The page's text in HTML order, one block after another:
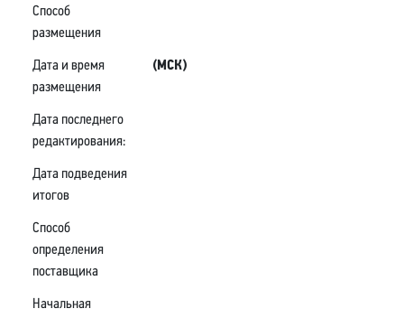
Способ
размещения
Дата и время
размещения
(МСК)
Дата последнего
редактирования:
Дата подведения
итогов
Способ
определения
поставщика
Начальная